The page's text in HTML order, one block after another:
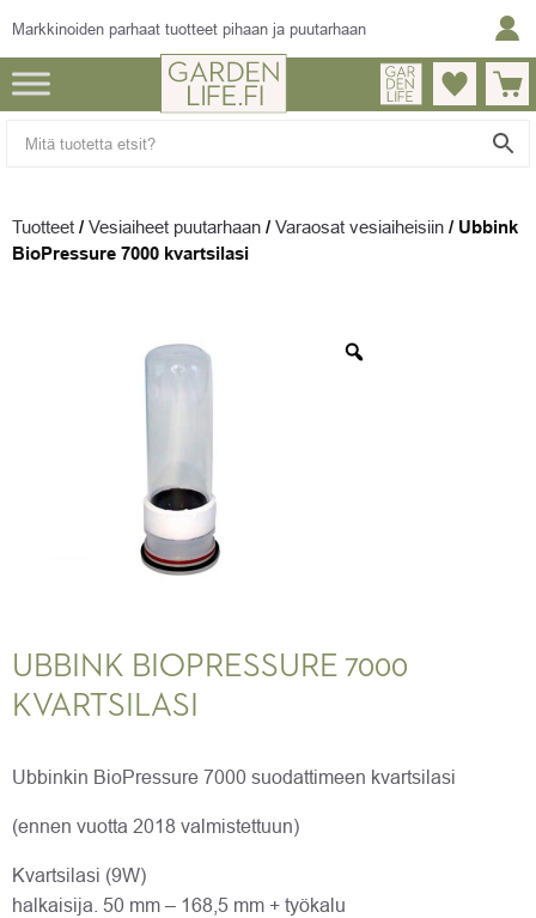
Markkinoiden parhaat tuotteet pihaan ja puutarhaan
Tuotteet / Vesiaiheet puutarhaan / Varaosat vesiaiheisiin / Ubbink
BioPressure 7000 kvartsilasi
UBBINK BIOPRESSURE 7000
KVARTSILASI
Ubbinkin BioPressure 7000 suodattimeen kvartsilasi
(ennen vuotta 2018 valmistettuun)
Kvartsilasi (9W)
halkaisija. 50 mm – 168,5 mm + työkalu